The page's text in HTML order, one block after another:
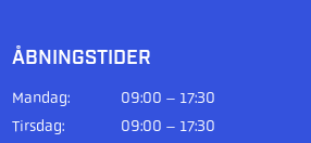
ÅBNINGSTIDER
Mandag:
09:00 – 17:30
Tirsdag:
09:00 – 17:30